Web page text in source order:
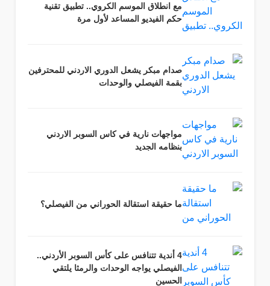
مع انطلاق الموسم الكروي.. تطبيق تقنية
حكم الفيديو المساعد لأول مرة
صدام مبكر يشعل الدوري الاردني للمحترفين
بقمة الفيصلي والوحدات
مواجهات نارية في كاس السوبر الاردني
بنظامه الجديد
ما حقيقة استقالة الحوراني من الفيصلي؟
4 أندية تتنافس على كأس السوبر الأردني..
الفيصلي يواجه الوحدات والرمثا يلتقي
الحسين